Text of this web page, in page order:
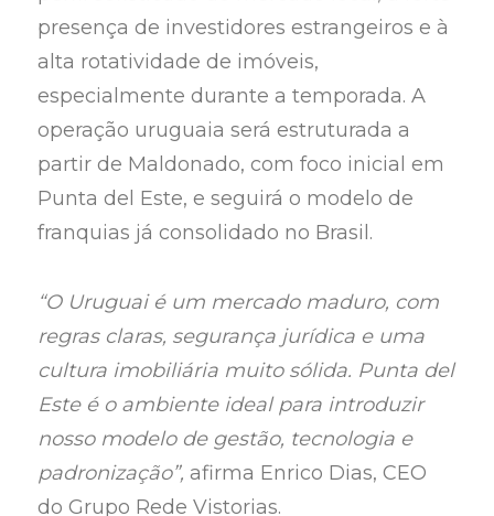
presença de investidores estrangeiros e à
alta rotatividade de imóveis,
especialmente durante a temporada. A
operação uruguaia será estruturada a
partir de Maldonado, com foco inicial em
Punta del Este, e seguirá o modelo de
franquias já consolidado no Brasil.
“O Uruguai é um mercado maduro, com
regras claras, segurança jurídica e uma
cultura imobiliária muito sólida. Punta del
Este é o ambiente ideal para introduzir
nosso modelo de gestão, tecnologia e
padronização”, afirma Enrico Dias, CEO
do Grupo Rede Vistorias.